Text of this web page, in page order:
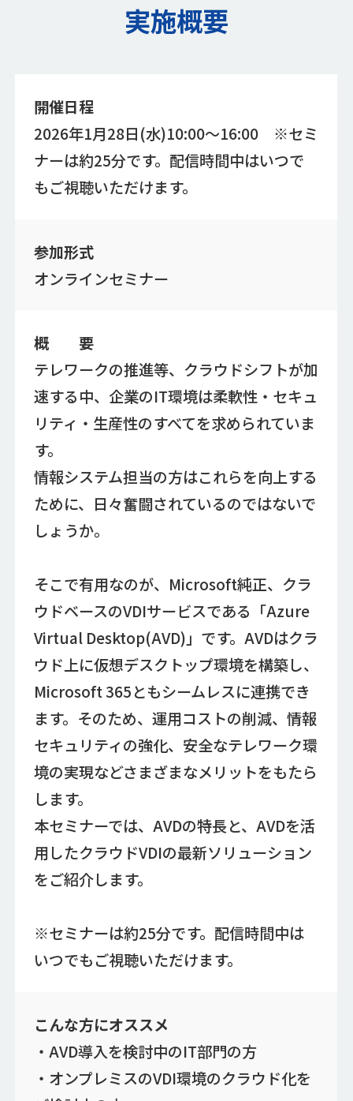
実施概要
開催日程
2026年1月28日(水)10:00〜16:00 ※セミ
ナーは約25分です。配信時間中はいつで
もご視聴いただけます。
参加形式
オンラインセミナー
概 要
テレワークの推進等、クラウドシフトが加
速する中、企業のIT環境は柔軟性・セキュ
リティ・生産性のすべてを求められていま
す。
情報システム担当の方はこれらを向上する
ために、日々奮闘されているのではないで
しょうか。
そこで有用なのが、Microsoft純正、クラ
ウドベースのVDIサービスである「Azure
Virtual Desktop(AVD)」です。AVDはクラ
ウド上に仮想デスクトップ環境を構築し、
Microsoft 365ともシームレスに連携でき
ます。そのため、運用コストの削減、情報
セキュリティの強化、安全なテレワーク環
境の実現などさまざまなメリットをもたら
します。
本セミナーでは、AVDの特長と、AVDを活
用したクラウドVDIの最新ソリューション
をご紹介します。
※セミナーは約25分です。配信時間中は
いつでもご視聴いただけます。
こんな方にオススメ
・AVD導入を検討中のIT部門の方
・オンプレミスのVDI環境のクラウド化を